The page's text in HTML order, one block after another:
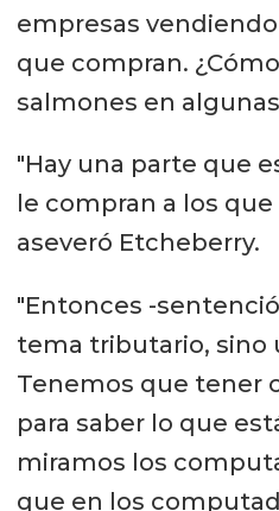
empresas
que compran.
salmones en
"Hay una parte que
le compran a los
aseveró Etcheberry.
"Entonces -
tema tributario, sino
Tenemos que tener
para saber lo que
miramos los
que en los